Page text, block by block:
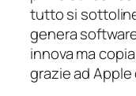
tutto si
genera
innova ma
grazie ad Apple